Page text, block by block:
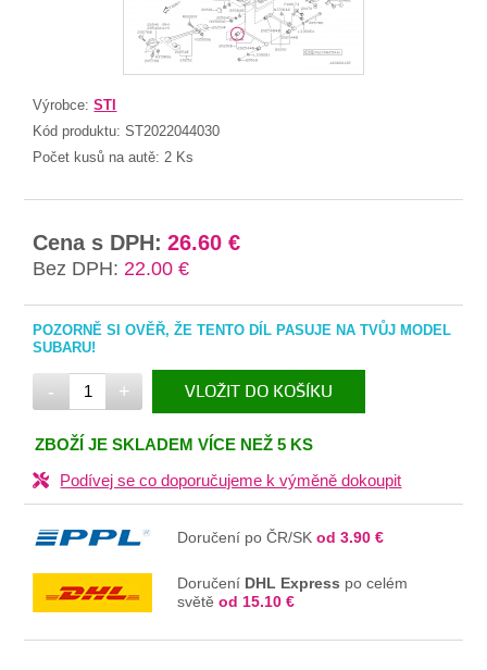
Výrobce:STI
Kód produktu:ST2022044030
Počet kusů na autě:2 Ks
Cena s DPH: 26.60 €
Bez DPH: 22.00 €
POZORNĚ SI OVĚŘ, ŽE TENTO DÍL PASUJE NA TVŮJ MODEL
SUBARU!
- + VLOŽIT DO KOŠÍKU
V KOŠÍKU
ZBOŽÍ JE SKLADEM VÍCE NEŽ 5 KS
Podívej se co doporučujeme k výměně dokoupit
Doručení po ČR/SKod 3.90 €
Doručení DHL Express po celém
světěod 15.10 €